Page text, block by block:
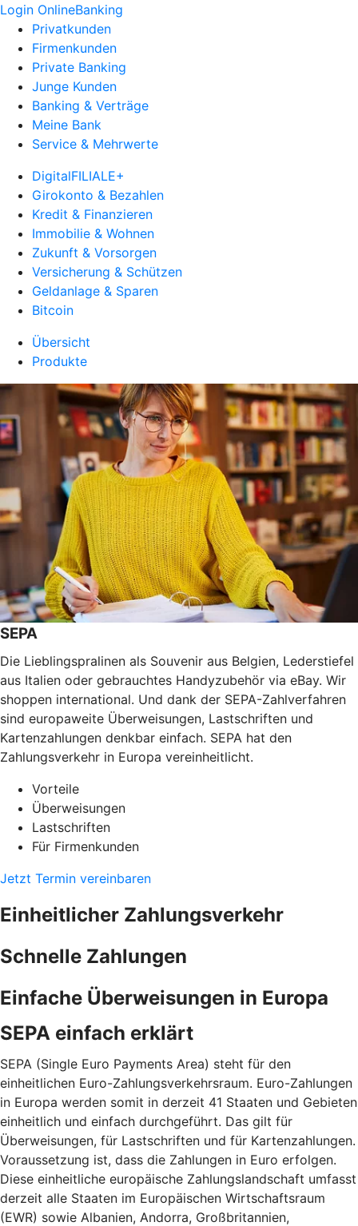
Login OnlineBanking
Privatkunden
Firmenkunden
Private Banking
Junge Kunden
Banking & Verträge
Meine Bank
Service & Mehrwerte
DigitalFILIALE+
Girokonto & Bezahlen
Kredit & Finanzieren
Immobilie & Wohnen
Zukunft & Vorsorgen
Versicherung & Schützen
Geldanlage & Sparen
Bitcoin
Übersicht
Produkte
SEPA
Die Lieblingspralinen als Souvenir aus Belgien, Lederstiefel
aus Italien oder gebrauchtes Handyzubehör via eBay. Wir
shoppen international. Und dank der SEPA-Zahlverfahren
sind europaweite Überweisungen, Lastschriften und
Kartenzahlungen denkbar einfach. SEPA hat den
Zahlungsverkehr in Europa vereinheitlicht.
Vorteile
Überweisungen
Lastschriften
Für Firmenkunden
Jetzt Termin vereinbaren
Einheitlicher Zahlungsverkehr
Schnelle Zahlungen
Einfache Überweisungen in Europa
SEPA einfach erklärt
SEPA (Single Euro Payments Area) steht für den
einheitlichen Euro-Zahlungsverkehrsraum. Euro-Zahlungen
in Europa werden somit in derzeit 41 Staaten und Gebieten
einheitlich und einfach durchgeführt. Das gilt für
Überweisungen, für Lastschriften und für Kartenzahlungen.
Voraussetzung ist, dass die Zahlungen in Euro erfolgen.
Diese einheitliche europäische Zahlungslandschaft umfasst
derzeit alle Staaten im Europäischen Wirtschaftsraum
(EWR) sowie Albanien, Andorra, Großbritannien,